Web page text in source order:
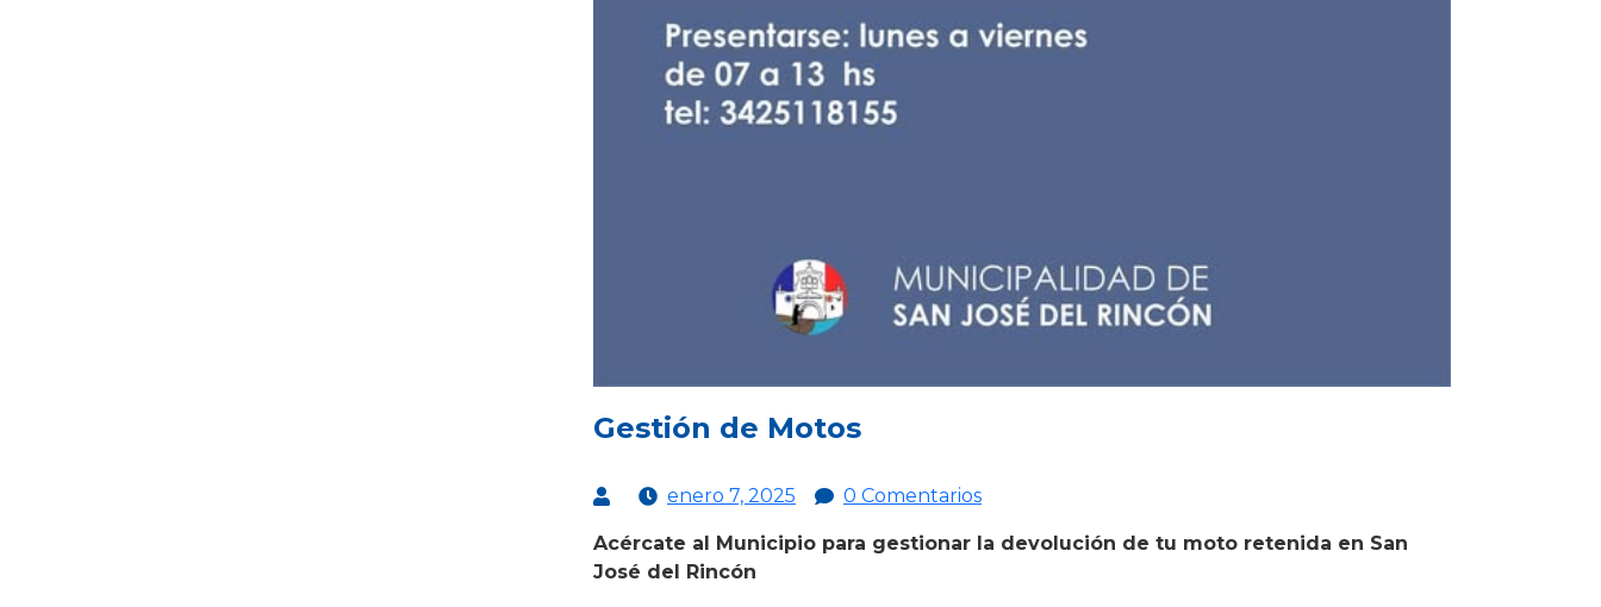
Gestión de Motos
enero 7, 2025 0 Comentarios
Acércate al Municipio para gestionar la devolución de tu moto retenida en San
José del Rincón